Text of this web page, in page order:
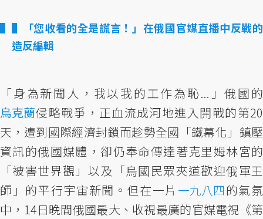
▌「您收看的全是謊言！」在俄國官媒直播中反戰的
造反編輯
「身為新聞人，我以我的工作為恥...」俄國的
烏克蘭侵略戰爭，正血流成河地進入開戰的第20
天，遭到國際經濟封鎖而趁勢全國「鐵幕化」鎮壓
資訊的俄國媒體，卻仍奉命傳達著克里姆林宮的
「被害世界觀」以及「烏國民眾夾道歡迎俄軍王
師」的平行宇宙新聞。但在一片 一九八四的氣氛
中，14日晚間俄國最大、收視最廣的官媒電視《第